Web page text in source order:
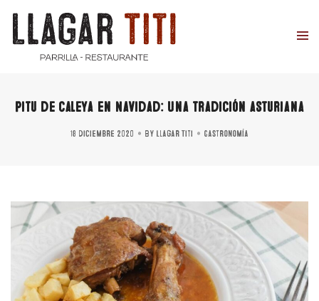
Pitu de caleya en Navidad: Una tradición asturiana
18 diciembre 2020 By Llagar Titi Gastronomía